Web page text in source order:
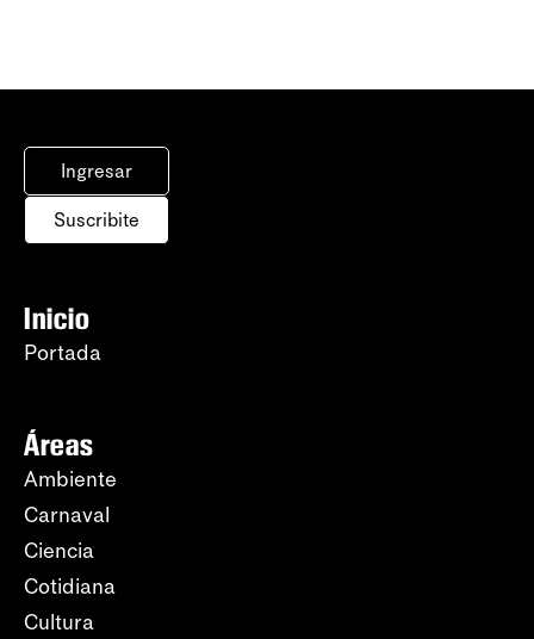
Ingresar
Suscribite
Inicio
Portada
Áreas
Ambiente
Carnaval
Ciencia
Cotidiana
Cultura